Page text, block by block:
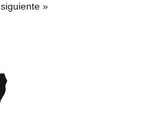
siguiente »